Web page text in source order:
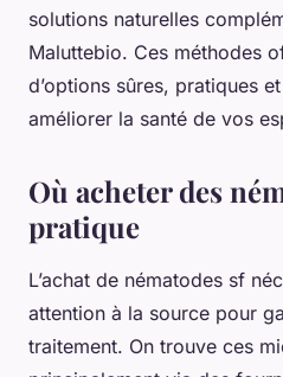
solutions naturelles
Maluttebio. Ces méthodes
d’options sûres, pratiques
améliorer la santé de vos
Où acheter des
pratique
L’achat de nématodes sf
attention à la source pour
traitement. On trouve ces